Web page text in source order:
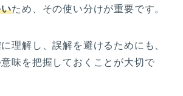
ため、その使い分けが重要です。
理解し、誤解を避けるためにも、
味を把握しておくことが大切で